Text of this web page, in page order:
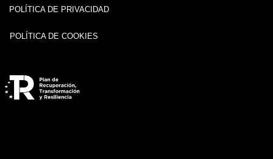
POLÍTICA DE PRIVACIDAD
POLÍTICA DE COOKIES